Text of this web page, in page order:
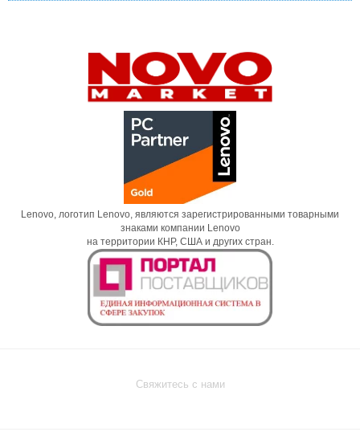
Lenovo, логотип Lenovo, являются зарегистрированными товарными
знаками компании Lenovo
на территории КНР, США и других стран.
Свяжитесь с нами